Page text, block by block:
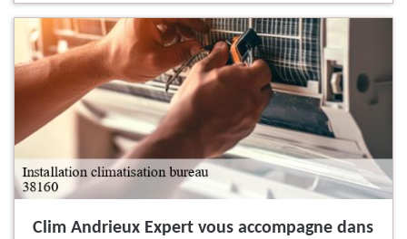
Clim Andrieux Expert vous accompagne dans